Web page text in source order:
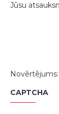
Jūsu
Novērtējums:
CAPTCHA